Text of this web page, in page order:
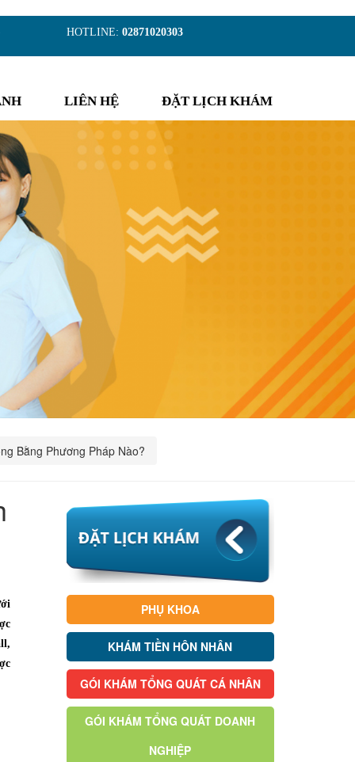
HOTLINE: 02871020303
LIÊN HỆ ĐẶT LỊCH KHÁM
Bằng Phương Pháp Nào?
PHỤ KHOA
KHÁM TIỀN HÔN NHÂN
GÓI KHÁM TỔNG QUÁT CÁ NHÂN
GÓI KHÁM TỔNG QUÁT DOANH
NGHIỆP